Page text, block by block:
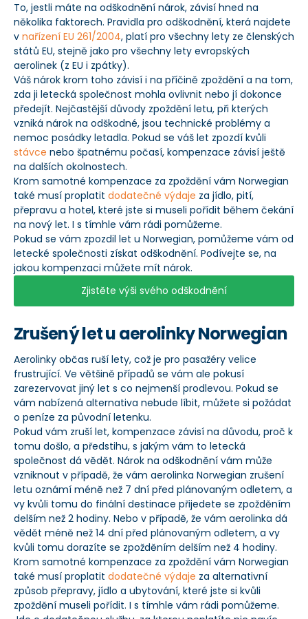
To, jestli máte na odškodnění nárok, závisí hned na
několika faktorech. Pravidla pro odškodnění, která najdete
v nařízení EU 261/2004, platí pro všechny lety ze členských
států EU, stejně jako pro všechny lety evropských
aerolinek (z EU i zpátky).
Váš nárok krom toho závisí i na příčině zpoždění a na tom,
zda ji letecká společnost mohla ovlivnit nebo jí dokonce
předejít. Nejčastější důvody zpoždění letu, při kterých
vzniká nárok na odškodné, jsou technické problémy a
nemoc posádky letadla. Pokud se váš let zpozdí kvůli
stávce nebo špatnému počasí, kompenzace závisí ještě
na dalších okolnostech.
Krom samotné kompenzace za zpoždění vám Norwegian
také musí proplatit dodatečné výdaje za jídlo, pití,
přepravu a hotel, které jste si museli pořídit během čekání
na nový let. I s tímhle vám rádi pomůžeme.
Pokud se vám zpozdil let u Norwegian, pomůžeme vám od
letecké společnosti získat odškodnění. Podívejte se, na
jakou kompenzaci můžete mít nárok.
Zjistěte výši svého odškodnění
Zrušený let u aerolinky Norwegian
Aerolinky občas ruší lety, což je pro pasažéry velice
frustrující. Ve většině případů se vám ale pokusí
zarezervovat jiný let s co nejmenší prodlevou. Pokud se
vám nabízená alternativa nebude líbit, můžete si požádat
o peníze za původní letenku.
Pokud vám zruší let, kompenzace závisí na důvodu, proč k
tomu došlo, a předstihu, s jakým vám to letecká
společnost dá vědět. Nárok na odškodnění vám může
vzniknout v případě, že vám aerolinka Norwegian zrušení
letu oznámí méně než 7 dní před plánovaným odletem, a
vy kvůli tomu do finální destinace přijedete se zpožděním
delším než 2 hodiny. Nebo v případě, že vám aerolinka dá
vědět méně než 14 dní před plánovaným odletem, a vy
kvůli tomu dorazíte se zpožděním delším než 4 hodiny.
Krom samotné kompenzace za zpoždění vám Norwegian
také musí proplatit dodatečné výdaje za alternativní
způsob přepravy, jídlo a ubytování, které jste si kvůli
zpoždění museli pořídit. I s tímhle vám rádi pomůžeme.